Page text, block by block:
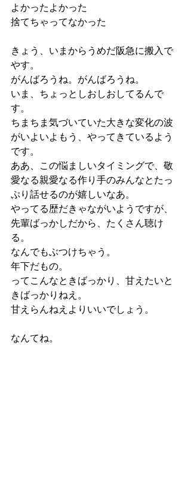
よかったよかった
捨てちゃってなかった
きょう、いまからうめだ阪急に搬入で
やす。
がんばろうね。がんばろうね。
いま、ちょっとしおしおしてるんで
す。
ちまちま気づいていた大きな変化の波
がいよいよもう、やってきているよう
です。
ああ、この悩ましいタイミングで、敬
愛なる親愛なる作り手のみんなとたっ
ぷり話せるのが嬉しいなあ。
やってる歴だきゃながいようですが、
先輩ばっかしだから、たくさん聴け
る。
なんでもぶつけちゃう。
年下だもの。
ってこんなときばっかり、甘えたいと
きばっかりねえ。
甘えらんねえよりいいでしょう。
なんてね。